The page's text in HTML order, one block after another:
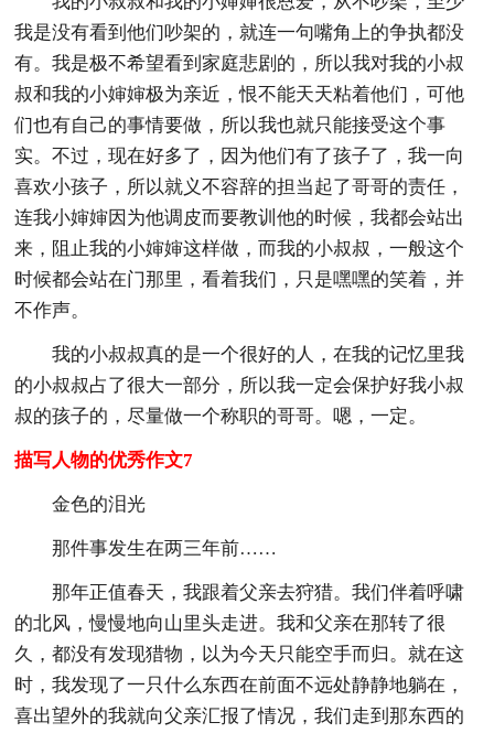
我是没有看到他们吵架的，就连一句嘴角上的争执都没
有。我是极不希望看到家庭悲剧的，所以我对我的小叔
叔和我的小婶婶极为亲近，恨不能天天粘着他们，可他
们也有自己的事情要做，所以我也就只能接受这个事
实。不过，现在好多了，因为他们有了孩子了，我一向
喜欢小孩子，所以就义不容辞的担当起了哥哥的责任，
连我小婶婶因为他调皮而要教训他的时候，我都会站出
来，阻止我的小婶婶这样做，而我的小叔叔，一般这个
时候都会站在门那里，看着我们，只是嘿嘿的笑着，并
不作声。
我的小叔叔真的是一个很好的人，在我的记忆里我
的小叔叔占了很大一部分，所以我一定会保护好我小叔
叔的孩子的，尽量做一个称职的哥哥。嗯，一定。
描写人物的优秀作文7
金色的泪光
那件事发生在两三年前……
那年正值春天，我跟着父亲去狩猎。我们伴着呼啸
的北风，慢慢地向山里头走进。我和父亲在那转了很
久，都没有发现猎物，以为今天只能空手而归。就在这
时，我发现了一只什么东西在前面不远处静静地躺在，
喜出望外的我就向父亲汇报了情况，我们走到那东西的